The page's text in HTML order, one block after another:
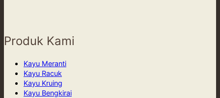
Produk Kami
Kayu Meranti
Kayu Racuk
Kayu Kruing
Kayu Bengkirai